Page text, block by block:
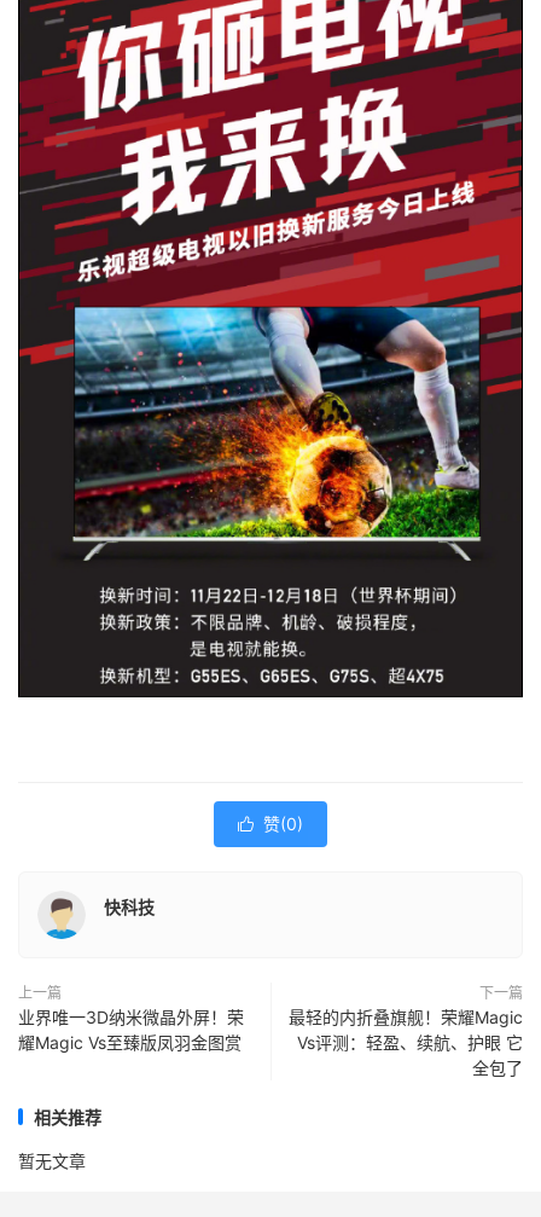
 赞(0)
快科技
上一篇
业界唯一3D纳米微晶外屏！荣
耀Magic Vs至臻版凤羽金图赏
下一篇
最轻的内折叠旗舰！荣耀Magic
Vs评测：轻盈、续航、护眼 它
全包了
相关推荐
暂无文章